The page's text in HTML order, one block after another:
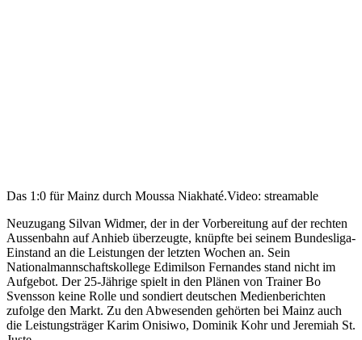
Das 1:0 für Mainz durch Moussa Niakhaté.Video: streamable
Neuzugang Silvan Widmer, der in der Vorbereitung auf der rechten
Aussenbahn auf Anhieb überzeugte, knüpfte bei seinem Bundesliga-
Einstand an die Leistungen der letzten Wochen an. Sein
Nationalmannschaftskollege Edimilson Fernandes stand nicht im
Aufgebot. Der 25-Jährige spielt in den Plänen von Trainer Bo
Svensson keine Rolle und sondiert deutschen Medienberichten
zufolge den Markt. Zu den Abwesenden gehörten bei Mainz auch
die Leistungsträger Karim Onisiwo, Dominik Kohr und Jeremiah St.